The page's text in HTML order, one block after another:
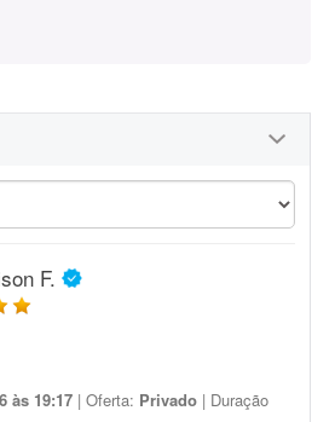
F.
às 19:17 | Oferta: Privado | Duração